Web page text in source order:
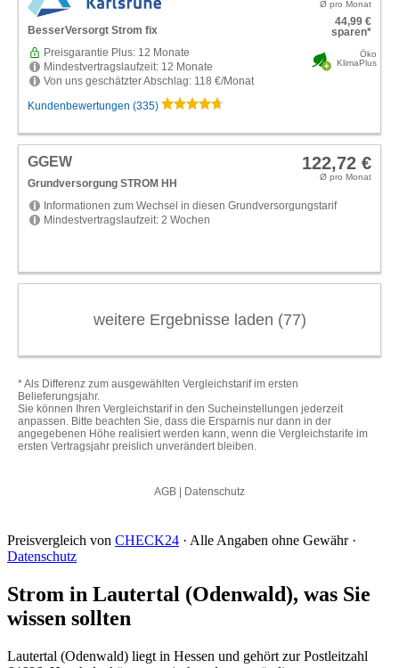
Preisvergleich von CHECK24 · Alle Angaben ohne Gewähr ·
Datenschutz
Strom in Lautertal (Odenwald), was Sie
wissen sollten
Lautertal (Odenwald) liegt in Hessen und gehört zur Postleitzahl